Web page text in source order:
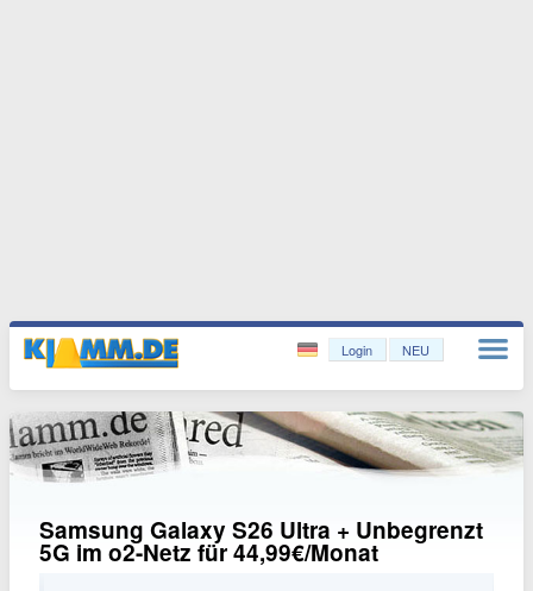
Login NEU
Samsung Galaxy S26 Ultra + Unbegrenzt
5G im o2-Netz für 44,99€/Monat